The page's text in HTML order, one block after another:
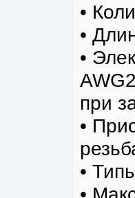
•
•
•
при
•
•